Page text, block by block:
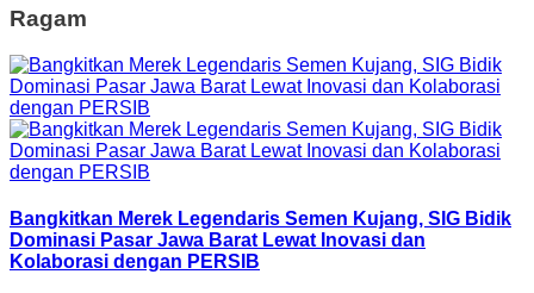
Ragam
Bangkitkan Merek Legendaris Semen Kujang, SIG Bidik
Dominasi Pasar Jawa Barat Lewat Inovasi dan
Kolaborasi dengan PERSIB